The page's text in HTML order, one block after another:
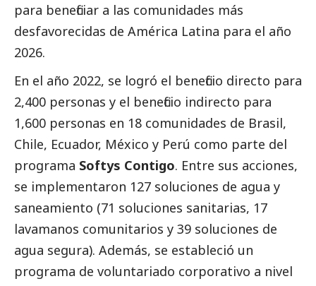
para beneficiar a las comunidades más
desfavorecidas de América Latina para el año
2026.
En el año 2022, se logró el beneficio directo para
2,400 personas y el beneficio indirecto para
1,600 personas en 18 comunidades de Brasil,
Chile, Ecuador, México y Perú como parte del
programa Softys Contigo. Entre sus acciones,
se implementaron 127 soluciones de agua y
saneamiento (71 soluciones sanitarias, 17
lavamanos comunitarios y 39 soluciones de
agua segura). Además, se estableció un
programa de voluntariado corporativo a nivel